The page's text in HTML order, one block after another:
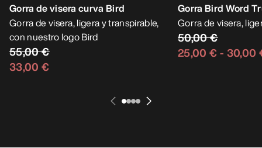
Gorra de visera curva Bird
Gorra de visera, ligera y transpirable,
con nuestro logo Bird
55,00 €
33,00 €
Gorra Bird Word
Gorra de visera,
50,00 €
25,00 €- 30,00